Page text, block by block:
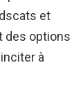
et
des options
à